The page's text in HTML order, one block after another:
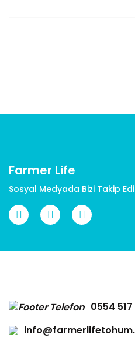
Farmer Life
Sosyal Medyada Bizi Takip
0554 517